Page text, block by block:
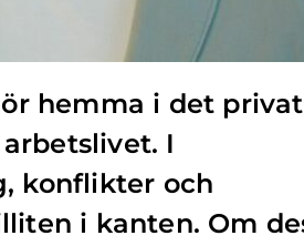
hemma i det
I
konflikter och
i kanten. Om